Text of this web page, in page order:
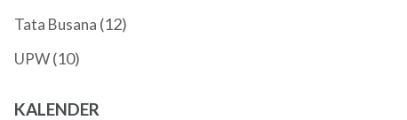
Tata Busana (12)
UPW(10)
KALENDER